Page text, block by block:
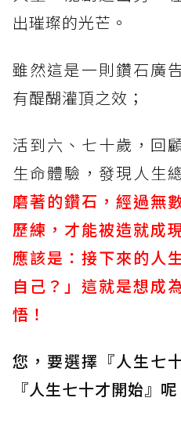
出璀璨的光芒。
雖然這是一則鑽石廣
有醍醐灌頂之效；
活到六、七十歲，回
生命體驗，發現人生
磨著的鑽石，經過無
歷練，才能被造就成
應該是：接下來的人
自己？」這就是想成
悟！
您，要選擇『人生七
『人生七十才開始』呢